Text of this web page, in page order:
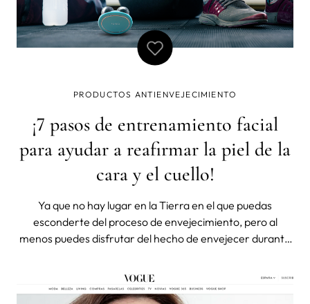
PRODUCTOS ANTIENVEJECIMIENTO
¡7 pasos de entrenamiento facial
para ayudar a reafirmar la piel de la
cara y el cuello!
Ya que no hay lugar en la Tierra en el que puedas
esconderte del proceso de envejecimiento, pero al
menos puedes disfrutar del hecho de envejecer durante
en pleno auge. Además de cremas y sueros
rejuvenecedores cada vez más eficaces, el